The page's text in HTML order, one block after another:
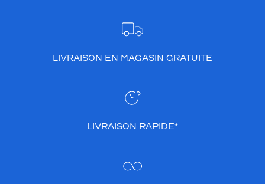
LIVRAISON EN MAGASIN GRATUITE
LIVRAISON RAPIDE*